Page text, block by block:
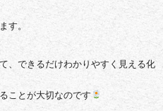
す。
、できるだけわかりやすく見える化
ことが大切なのです